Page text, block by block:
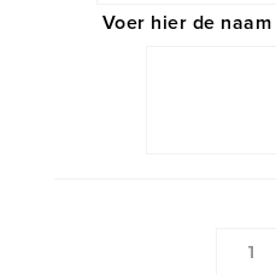
Voer hier de